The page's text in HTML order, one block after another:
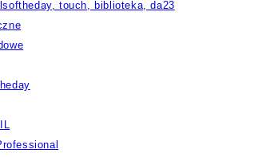
touch, biblioteka, da23